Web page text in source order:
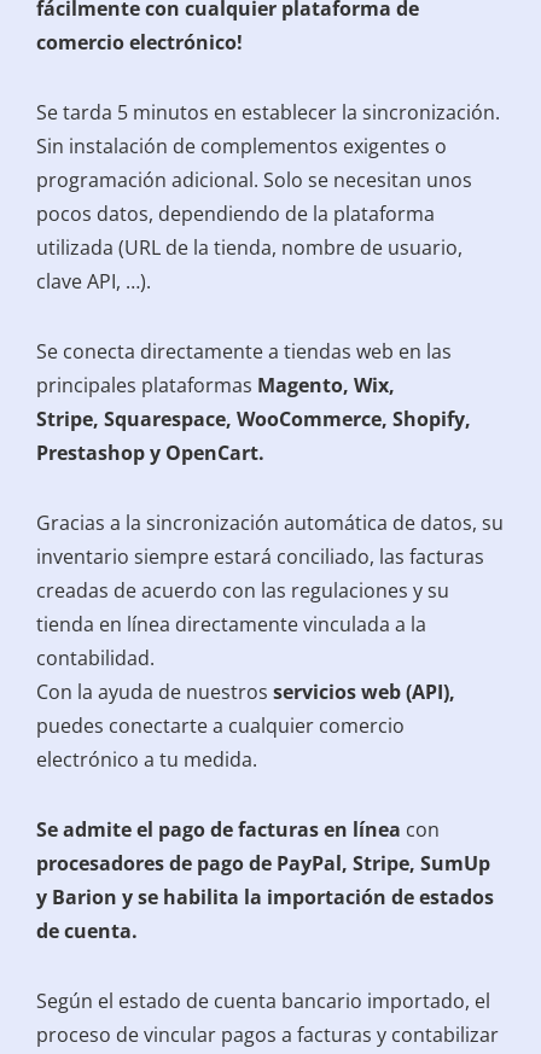
fácilmente con cualquier plataforma de
comercio electrónico!
Se tarda 5 minutos en establecer la sincronización.
Sin instalación de complementos exigentes o
programación adicional. Solo se necesitan unos
pocos datos, dependiendo de la plataforma
utilizada (URL de la tienda, nombre de usuario,
clave API, …).
Se conecta directamente a tiendas web en las
principales plataformas Magento, Wix,
Stripe, Squarespace, WooCommerce, Shopify,
Prestashop y OpenCart.
Gracias a la sincronización automática de datos, su
inventario siempre estará conciliado, las facturas
creadas de acuerdo con las regulaciones y su
tienda en línea directamente vinculada a la
contabilidad.
Con la ayuda de nuestros servicios web (API),
puedes conectarte a cualquier comercio
electrónico a tu medida.
Se admite el pago de facturas en línea con
procesadores de pago de PayPal, Stripe, SumUp
y Barion y se habilita la importación de estados
de cuenta.
Según el estado de cuenta bancario importado, el
proceso de vincular pagos a facturas y contabilizar